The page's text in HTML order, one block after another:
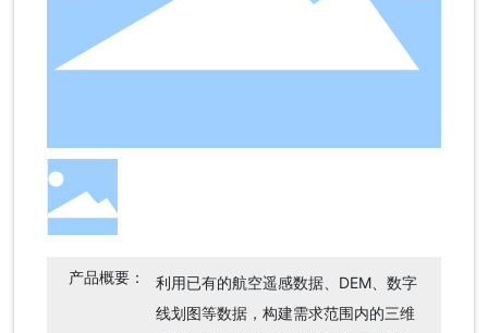
产品概要：
利用已有的航空遥感数据、DEM、数字
线划图等数据，构建需求范围内的三维